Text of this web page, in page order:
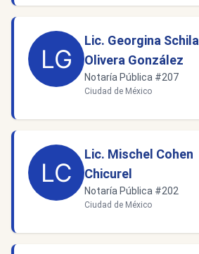
Lic. Georgina Schila
Olivera González
Notaría Pública #207
Ciudad de México
Lic. Mischel Cohen
Chicurel
Notaría Pública #202
Ciudad de México